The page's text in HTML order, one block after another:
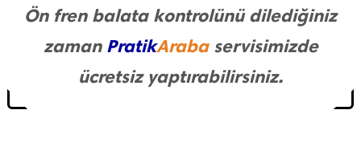
Ön fren balata kontrolünü dilediğiniz
zaman PratikArabaservisimizde
ücretsiz yaptırabilirsiniz.